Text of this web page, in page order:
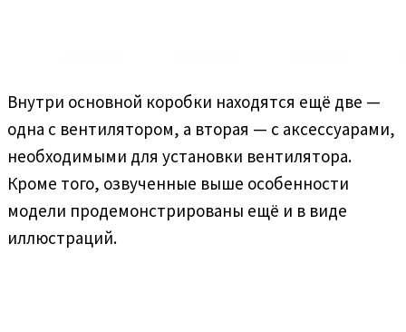
Внутри основной коробки находятся ещё две —
одна с вентилятором, а вторая — с аксессуарами,
необходимыми для установки вентилятора.
Кроме того, озвученные выше особенности
модели продемонстрированы ещё и в виде
иллюстраций.